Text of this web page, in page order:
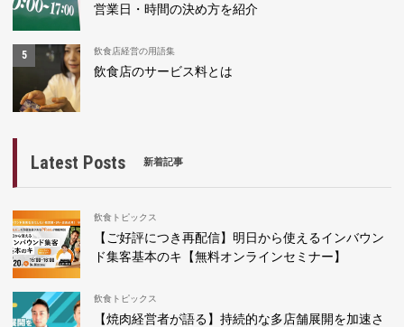
営業日・時間の決め方を紹介
飲食店経営の用語集
飲食店のサービス料とは
Latest Posts 新着記事
飲食トピックス
【ご好評につき再配信】明日から使えるインバウン
ド集客基本のキ【無料オンラインセミナー】
飲食トピックス
【焼肉経営者が語る】持続的な多店舗展開を加速さ